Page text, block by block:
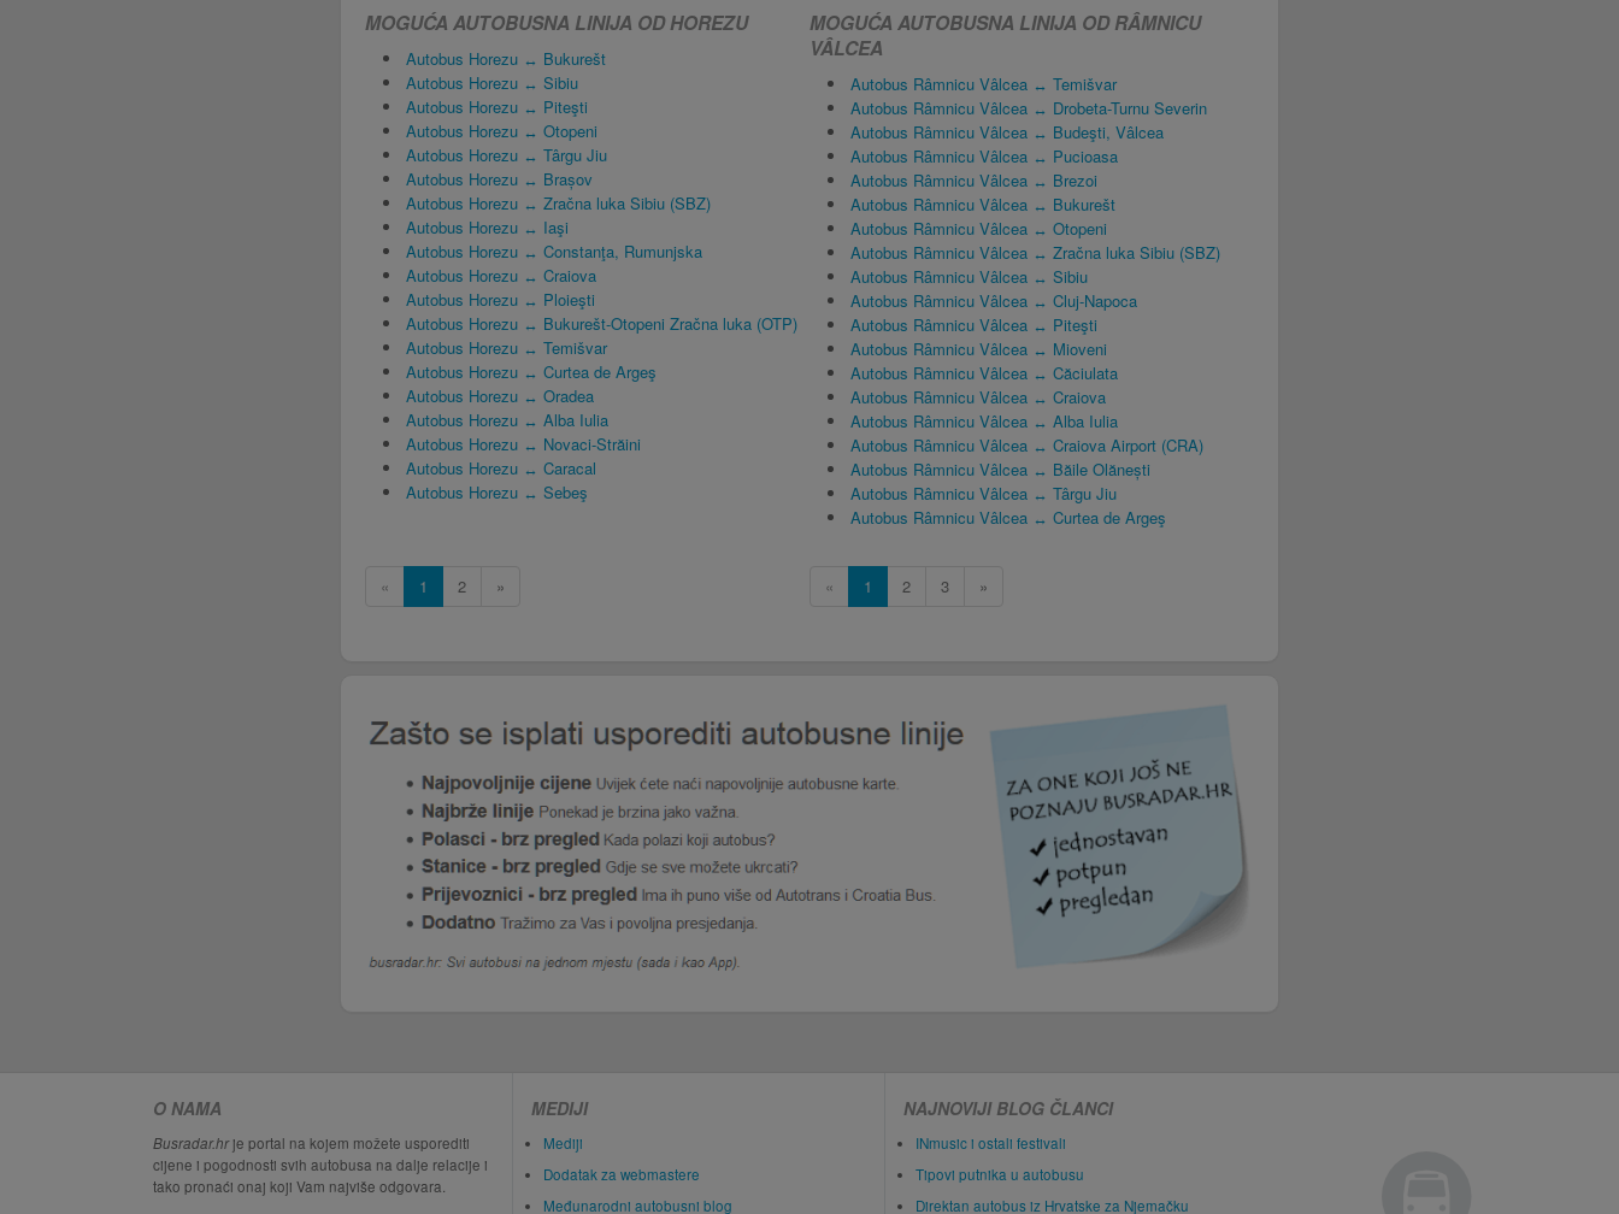
MOGUĆA AUTOBUSNA LINIJA OD HOREZU
Autobus Horezu ↔ Bukurešt
Autobus Horezu ↔ Sibiu
Autobus Horezu ↔ Piteşti
Autobus Horezu ↔ Otopeni
Autobus Horezu ↔ Târgu Jiu
Autobus Horezu ↔ Brașov
Autobus Horezu ↔ Zračna luka Sibiu (SBZ)
Autobus Horezu ↔ Iaşi
Autobus Horezu ↔ Constanţa, Rumunjska
Autobus Horezu ↔ Craiova
Autobus Horezu ↔ Ploieşti
Autobus Horezu ↔ Bukurešt-Otopeni Zračna luka (OTP)
Autobus Horezu ↔ Temišvar
Autobus Horezu ↔ Curtea de Argeş
Autobus Horezu ↔ Oradea
Autobus Horezu ↔ Alba Iulia
Autobus Horezu ↔ Novaci-Străini
Autobus Horezu ↔ Caracal
Autobus Horezu ↔ Sebeş
« 1 2 »
MOGUĆA AUTOBUSNA LINIJA OD RÂMNICU
VÂLCEA
Autobus Râmnicu Vâlcea ↔ Temišvar
Autobus Râmnicu Vâlcea ↔ Drobeta-Turnu Severin
Autobus Râmnicu Vâlcea ↔ Budeşti, Vâlcea
Autobus Râmnicu Vâlcea ↔ Pucioasa
Autobus Râmnicu Vâlcea ↔ Brezoi
Autobus Râmnicu Vâlcea ↔ Bukurešt
Autobus Râmnicu Vâlcea ↔ Otopeni
Autobus Râmnicu Vâlcea ↔ Zračna luka Sibiu (SBZ)
Autobus Râmnicu Vâlcea ↔ Sibiu
Autobus Râmnicu Vâlcea ↔ Cluj-Napoca
Autobus Râmnicu Vâlcea ↔ Piteşti
Autobus Râmnicu Vâlcea ↔ Mioveni
Autobus Râmnicu Vâlcea ↔ Căciulata
Autobus Râmnicu Vâlcea ↔ Craiova
Autobus Râmnicu Vâlcea ↔ Alba Iulia
Autobus Râmnicu Vâlcea ↔ Craiova Airport (CRA)
Autobus Râmnicu Vâlcea ↔ Băile Olănești
Autobus Râmnicu Vâlcea ↔ Târgu Jiu
Autobus Râmnicu Vâlcea ↔ Curtea de Argeş
« 1 2 3 »
O NAMA
Busradar.hrje portal na kojem možete usporediti
cijene i pogodnosti svih autobusa na dalje relacije i
tako pronaći onaj koji Vam najviše odgovara.
MEDIJI
Mediji
Dodatak za webmastere
Međunarodni autobusni blog
NAJNOVIJI BLOG ČLANCI
INmusic i ostali festivali
Tipovi putnika u autobusu
Direktan autobus iz Hrvatske za Njemačku